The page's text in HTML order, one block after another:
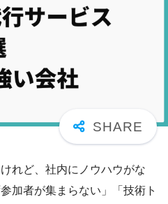
れど、社内にノウハウがな
加者が集まらない」「技術ト